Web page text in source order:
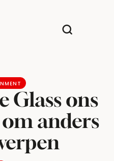
Glass ons
anders